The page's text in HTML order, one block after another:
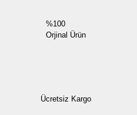
%100
Orjinal Ürün
Ücretsiz Kargo